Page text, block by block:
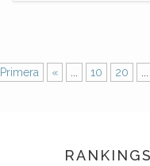
Primera
« 10 20